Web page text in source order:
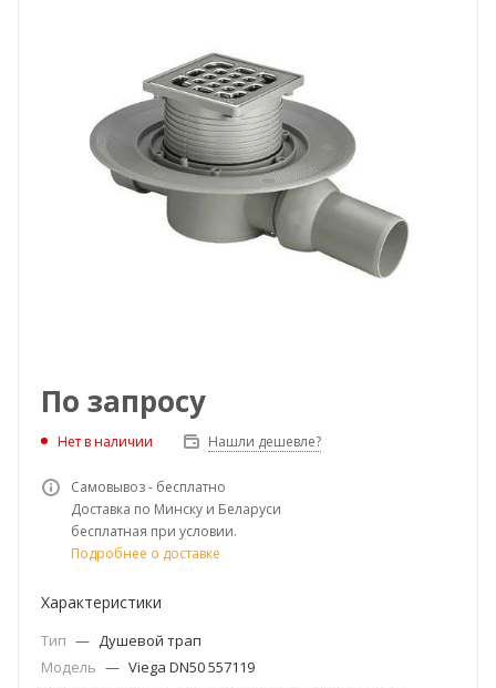
По запросу
Нет в наличии Нашли дешевле?
Самовывоз - бесплатно
Доставка по Минску и Беларуси
бесплатная при условии.
Подробнее о доставке
Характеристики
Тип — Душевой трап
Модель — Viega DN50 557119